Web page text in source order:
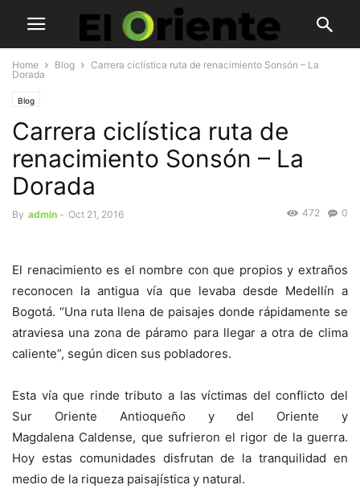
Home Blog
Carrera ciclística ruta de renacimiento Sonsón – La
Dorada
Blog
Carrera ciclística ruta de
renacimiento Sonsón – La
Dorada
By admin - Oct 21, 2016 0
472
El renacimiento es el nombre con que propios y extraños
reconocen la antigua vía que levaba desde Medellín a
Bogotá. “Una ruta llena de paisajes donde rápidamente se
atraviesa una zona de páramo para llegar a otra de clima
caliente”, según dicen sus pobladores.
Esta vía que rinde tributo a las víctimas del conflicto del
Sur Oriente Antioqueño y del Oriente y
Magdalena Caldense, que sufrieron el rigor de la guerra.
Hoy estas comunidades disfrutan de la tranquilidad en
medio de la riqueza paisajística y natural.